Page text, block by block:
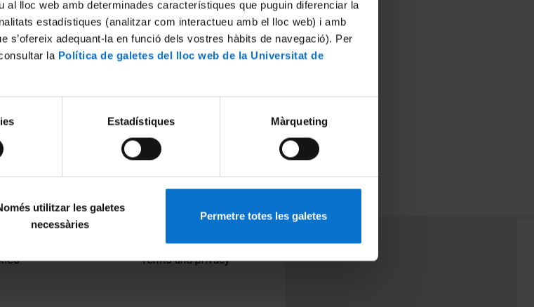
al lloc web amb determinades característiques que puguin diferenciar la
estadístiques (analitzar com interactueu amb el lloc web) i amb
s’ofereix adequant-la en funció dels vostres hàbits de navegació). Per
la Política de galetes del lloc web de la Universitat de
Estadístiques Màrqueting
utilitzar les galetes
necessàries
Permetre totes les galetes
Terms and privacy